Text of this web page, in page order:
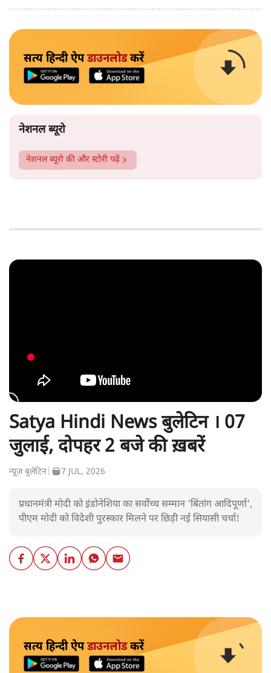
सत्य हिन्दी ऐपडाउनलोडकरें
नेशनल ब्यूरो
नेशनल ब्यूरो की और स्टोरी पढ़ें
Satya Hindi News बुलेटिन । 07
जुलाई, दोपहर 2 बजे की ख़बरें
न्यूज़ बुलेटिन 7 JUL, 2026
प्रधानमंत्री मोदी को इंडोनेशिया का सर्वोच्च सम्मान 'बिंतांग आदिपूर्णा',
पीएम मोदी को विदेशी पुरस्कार मिलने पर छिड़ी नई सियासी चर्चा!
सत्य हिन्दी ऐपडाउनलोडकरें